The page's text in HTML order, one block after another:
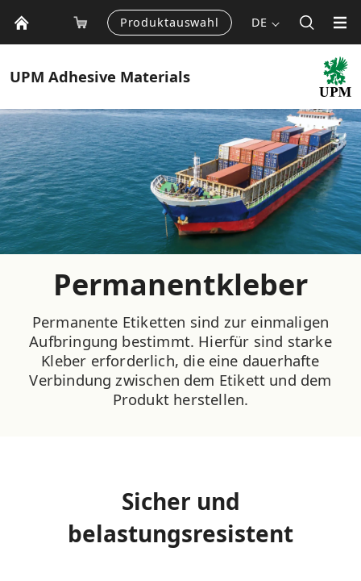
Produktauswahl DE
UPM Adhesive Materials
Permanentkleber
Permanente Etiketten sind zur einmaligen
Aufbringung bestimmt. Hierfür sind starke
Kleber erforderlich, die eine dauerhafte
Verbindung zwischen dem Etikett und dem
Produkt herstellen.
Sicher und
belastungsresistent